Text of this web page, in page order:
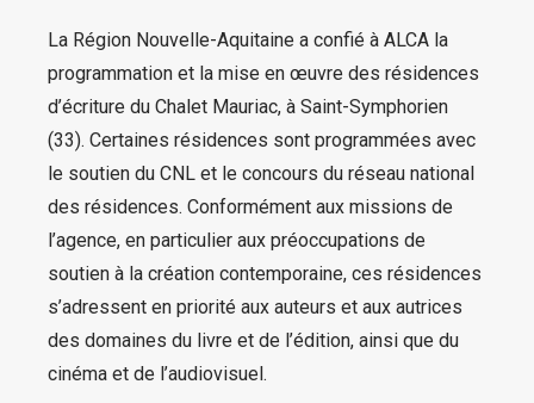
La Région Nouvelle-Aquitaine a confié à ALCA la
programmation et la mise en œuvre des résidences
d’écriture du Chalet Mauriac, à Saint-Symphorien
(33). Certaines résidences sont programmées avec
le soutien du CNL et le concours du réseau national
des résidences. Conformément aux missions de
l’agence, en particulier aux préoccupations de
soutien à la création contemporaine, ces résidences
s’adressent en priorité aux auteurs et aux autrices
des domaines du livre et de l’édition, ainsi que du
cinéma et de l’audiovisuel.